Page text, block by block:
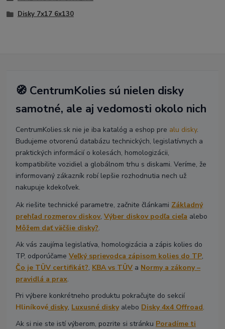
Disky 7x17 6x130
🧭 CentrumKolies sú nielen disky
samotné, ale aj vedomosti okolo nich
CentrumKolies.sk nie je iba katalóg a eshop pre alu disky.
Budujeme otvorenú databázu technických, legislatívnych a
praktických informácií o kolesách, homologizácii,
kompatibilite vozidiel a globálnom trhu s diskami. Veríme, že
informovaný zákazník robí lepšie rozhodnutia nech už
nakupuje kdekoľvek.
Ak riešite technické parametre, začnite článkami Základný
prehľad rozmerov diskov,Výber diskov podľa cieľa alebo
Môžem dať väčšie disky?.
Ak vás zaujíma legislatíva, homologizácia a zápis kolies do
TP, odporúčameVeľký sprievodca zápisom kolies do TP,
Čo je TÜV certifikát?, KBA vs TÜV a Normy a zákony –
pravidlá a prax.
Pri výbere konkrétneho produktu pokračujte do sekcií
Hliníkové disky, Luxusné diskyalebo Disky 4x4 Offroad.
Ak si nie ste istí výberom, pozrite si stránku Poradíme ti